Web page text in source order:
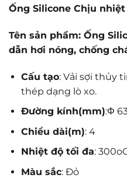
Ống Silicone Chịu
Tên sản phẩm: Ống
dẫn hơi nóng, chống
Cấu tạo: Vải sợi thủy
thép dạng lò xo.
Đường kính(mm):Φ
Chiều dài(m): 4
Nhiệt độ tối đa:
Màu sắc: Đỏ